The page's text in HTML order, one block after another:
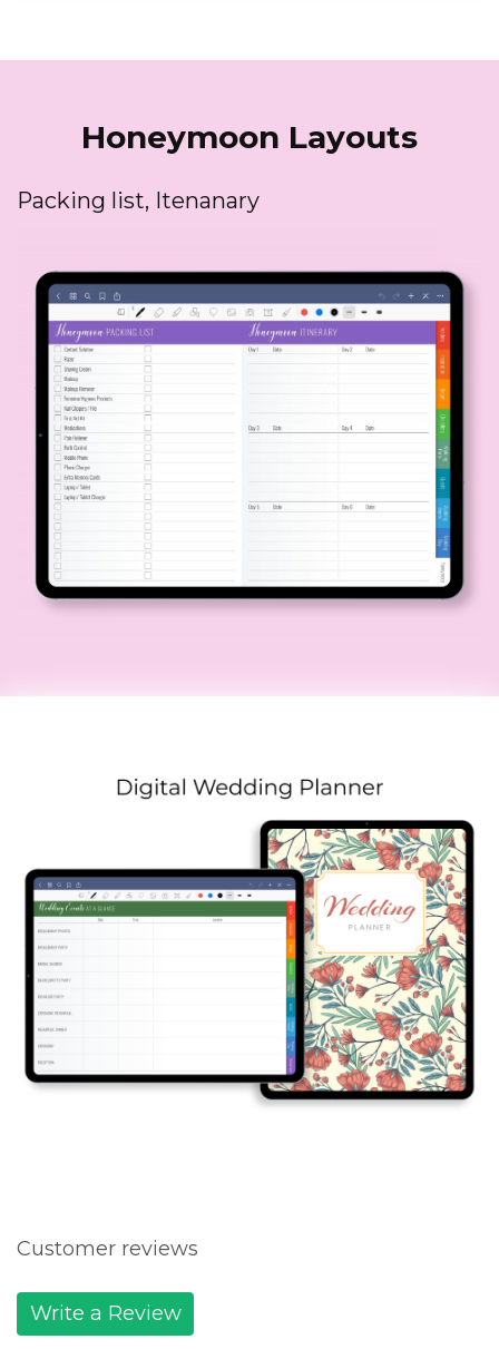
Honeymoon Layouts
Packing list, Itenanary
Customer reviews
Write a Review